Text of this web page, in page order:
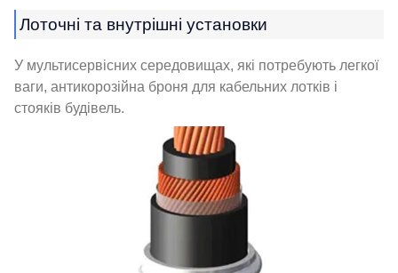
Лоточні та внутрішні установки
У мультисервісних середовищах, які потребують легкої
ваги, антикорозійна броня для кабельних лотків і
стояків будівель.